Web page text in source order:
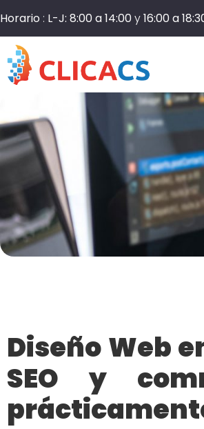
Horario : L-J: 8:00 a 14:00y16:00 a
Diseño Web
SEO y